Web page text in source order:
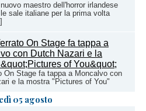
maestro dell'horror irlandese
sale italiane per la prima volta
On Stage fa tappa a Moncalvo con
e la mostra "Pictures of You"
05 agosto